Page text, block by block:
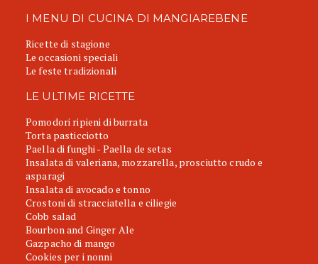
I MENU DI CUCINA DI MANGIAREBENE
Ricette di stagione
Le occasioni speciali
Le feste tradizionali
LE ULTIME RICETTE
Pomodori ripieni di burrata
Torta pasticciotto
Paella di funghi - Paella de setas
Insalata di valeriana, mozzarella, prosciutto crudo e
asparagi
Insalata di avocado e tonno
Crostoni di stracciatella e ciliegie
Cobb salad
Bourbon and Ginger Ale
Gazpacho di mango
Cookies per i nonni